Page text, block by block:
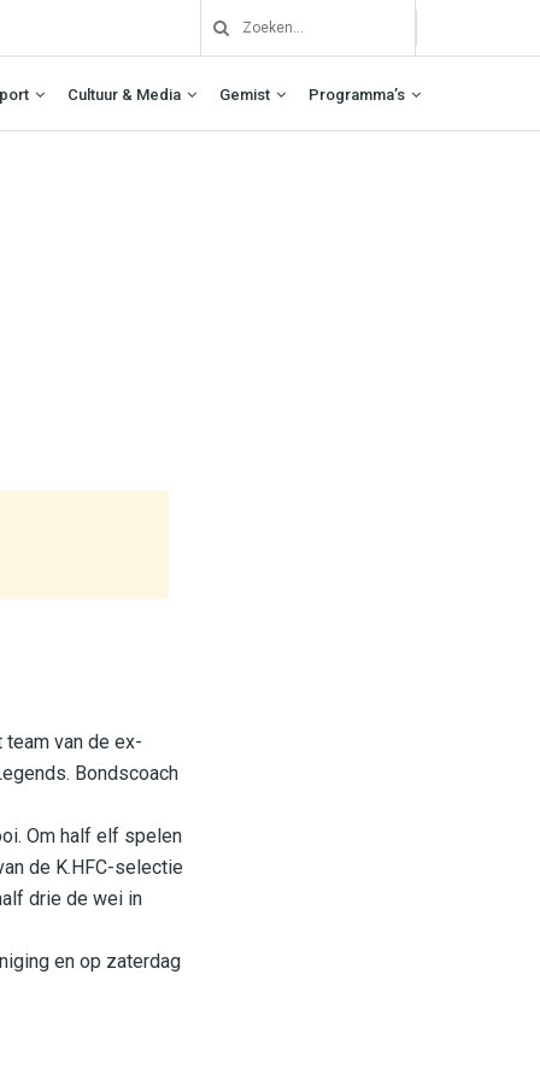
Cultuur & Media Gemist Programma’s
team van de ex-
Bondscoach
Om half elf spelen
de K.HFC-selectie
drie de wei in
en op zaterdag